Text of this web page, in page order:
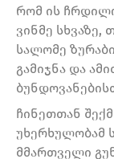
რომ ის
ვინმე სხვაზე,
სალომე
გამიჯნა და
ჩინეთთან
უხერხულობამ
მმართველი